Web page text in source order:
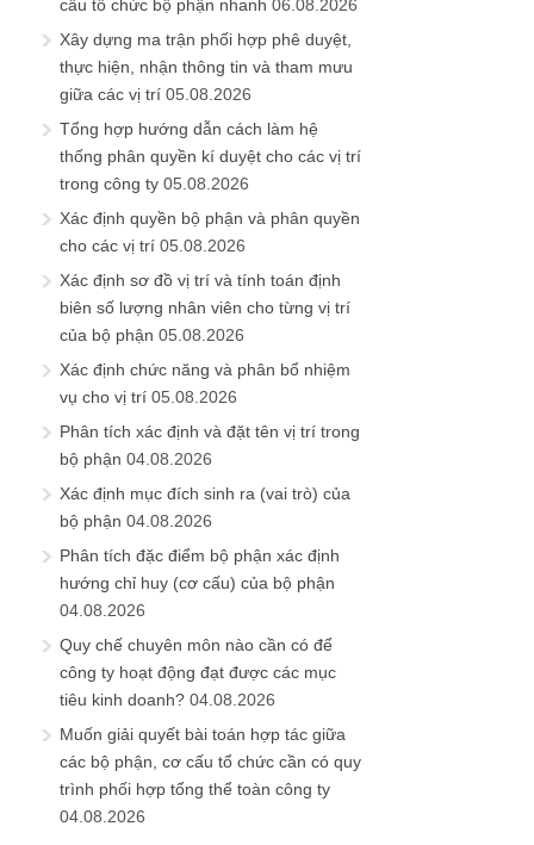
cấu tổ chức bộ phận nhanh 06.08.2026
Xây dựng ma trận phối hợp phê duyệt,
thực hiện, nhận thông tin và tham mưu
giữa các vị trí 05.08.2026
Tổng hợp hướng dẫn cách làm hệ
thống phân quyền kí duyệt cho các vị trí
trong công ty 05.08.2026
Xác định quyền bộ phận và phân quyền
cho các vị trí 05.08.2026
Xác định sơ đồ vị trí và tính toán định
biên số lượng nhân viên cho từng vị trí
của bộ phận 05.08.2026
Xác định chức năng và phân bổ nhiệm
vụ cho vị trí 05.08.2026
Phân tích xác định và đặt tên vị trí trong
bộ phận 04.08.2026
Xác định mục đích sinh ra (vai trò) của
bộ phận 04.08.2026
Phân tích đặc điểm bộ phận xác định
hướng chỉ huy (cơ cấu) của bộ phận
04.08.2026
Quy chế chuyên môn nào cần có để
công ty hoạt động đạt được các mục
tiêu kinh doanh? 04.08.2026
Muốn giải quyết bài toán hợp tác giữa
các bộ phận, cơ cấu tổ chức cần có quy
trình phối hợp tổng thể toàn công ty
04.08.2026